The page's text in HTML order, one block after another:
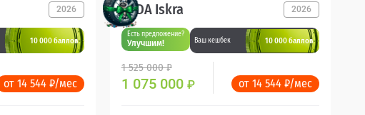
2026
10 000 баллов
от 14 544 ₽/мес
LADA Iskra 2026
Есть предложение?
Улучшим! Ваш кешбек 10 000 баллов
1 525 000 ₽
1 075 000 ₽ от 14 544 ₽/мес